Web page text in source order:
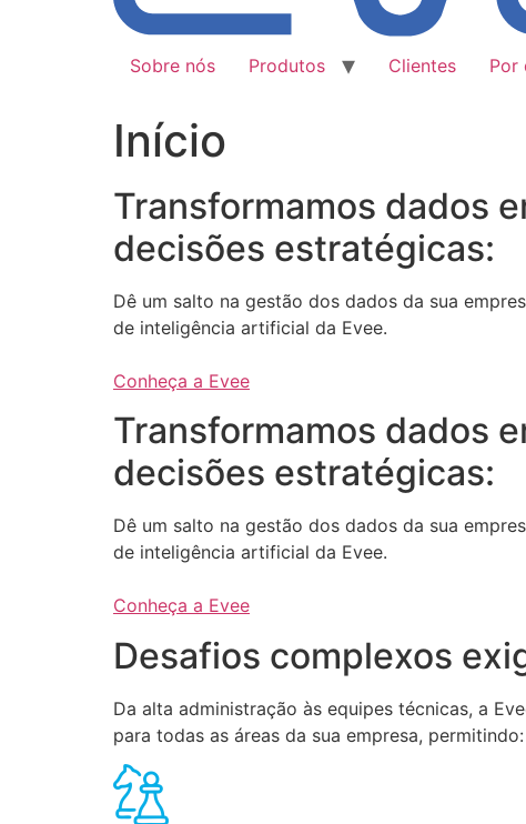
Sobre nós Produtos Clientes Por
Início
Transformamos dados
decisões estratégicas:
Dê um salto na gestão dos dados da sua
de inteligência artificial da Evee.
Conheça a Evee
Transformamos dados
decisões estratégicas:
Dê um salto na gestão dos dados da sua
de inteligência artificial da Evee.
Conheça a Evee
Desafios complexos
Da alta administração às equipes técnicas, a
para todas as áreas da sua empresa, permitindo: